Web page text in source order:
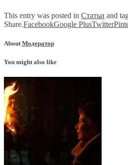
This entry was posted in Статьи and
Share.FacebookGoogle PlusTwitter
About Модератор
You might also like